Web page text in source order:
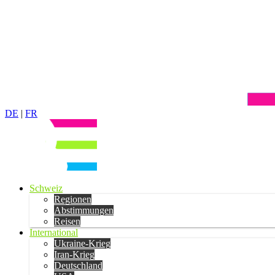
DE | FR
Schweiz
Regionen
Abstimmungen
Reisen
International
Ukraine-Krieg
Iran-Krieg
Deutschland